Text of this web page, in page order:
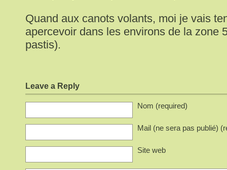
Quand aux canots volants, moi je vais
apercevoir dans les environs de la zone
pastis).
Leave a Reply
Nom (required)
Mail (ne sera pas publié)
Site web